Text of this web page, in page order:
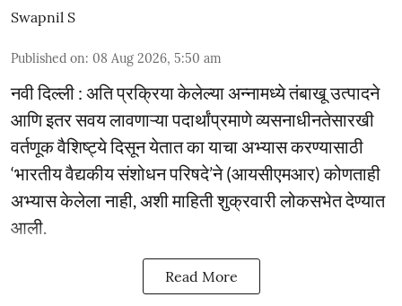
Swapnil S
Published on: 08 Aug 2026, 5:50 am
नवी दिल्ली : अति प्रक्रिया केलेल्या अन्नामध्ये तंबाखू उत्पादने
आणि इतर सवय लावणाऱ्या पदार्थांप्रमाणे व्यसनाधीनतेसारखी
वर्तणूक वैशिष्ट्ये दिसून येतात का याचा अभ्यास करण्यासाठी
‘भारतीय वैद्यकीय संशोधन परिषदे’ने (आयसीएमआर) कोणताही
अभ्यास केलेला नाही, अशी माहिती शुक्रवारी लोकसभेत देण्यात
आली.
Read More